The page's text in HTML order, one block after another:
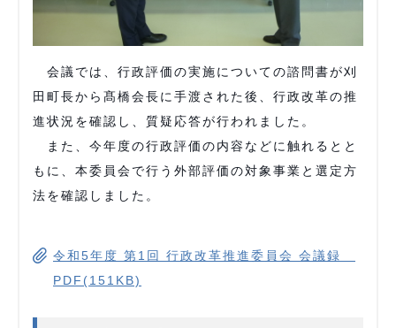
会議では、行政評価の実施についての諮問書が刈
田町長から髙橋会長に手渡された後、行政改革の推
進状況を確認し、質疑応答が行われました。
また、今年度の行政評価の内容などに触れるとと
もに、本委員会で行う外部評価の対象事業と選定方
法を確認しました。
令和5年度 第1回 行政改革推進委員会 会議録
PDF(151KB)